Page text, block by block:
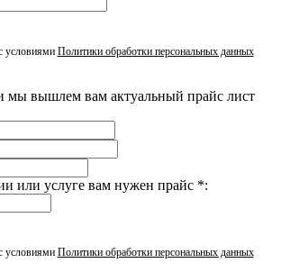
условиями Политики обработки персональных данных
мы вышлем вам актуальный прайс лист
или услуге вам нужен прайс *:
условиями Политики обработки персональных данных